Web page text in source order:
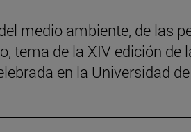
medio ambiente, de las
tema de la XIV edición de
en la Universidad